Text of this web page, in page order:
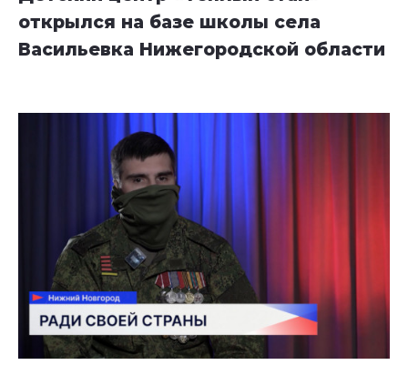
открылся на базе школы села
Васильевка Нижегородской области